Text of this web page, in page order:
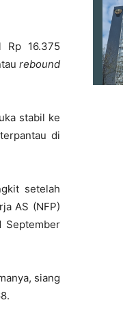
Rp 16.375
rebound
stabil ke
di
setelah
AS (NFP)
September
siang